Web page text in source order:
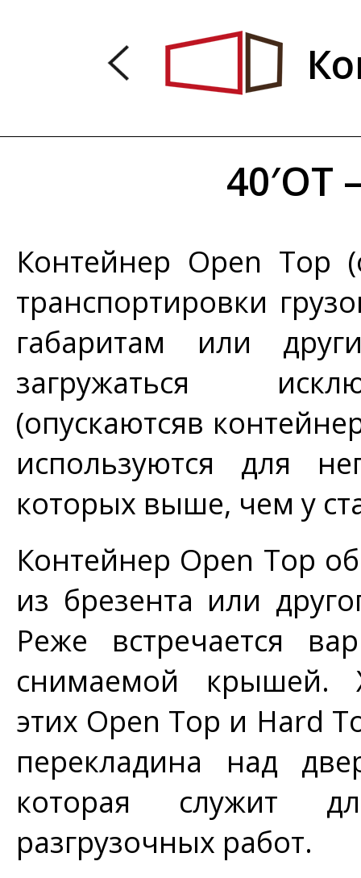
40′OT
Контейнер Open Top
транспортировки
габаритам или
загружаться
(опускаютсяв
используются для
которых выше, чем у
Контейнер Open Top
из брезента или
Реже встречается
снимаемой крышей.
этих Open Top и Hard
перекладина над
которая служит
разгрузочных работ.